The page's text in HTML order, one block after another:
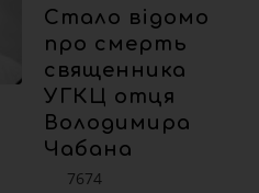
Стало відомо
про смерть
священника
УГКЦ отця
Володимира
Чабана
7674